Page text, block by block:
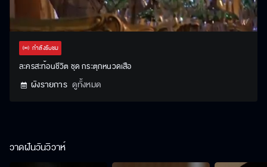
UnmuteStream Settings
กำลังรับชม
ละครสะท้อนชีวิต ชุด กระตุกหนวดเสือ
ผังรายการ ดูทั้งหมด
วาดฝันวันวิวาห์